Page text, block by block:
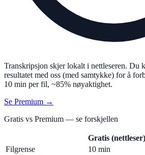
Transkripsjon skjer lokalt i nettleseren. Du
resultatet med oss (med samtykke) for å
10 min per fil, ~85% nøyaktighet.
Se Premium →
Gratis vs Premium — se forskjellen
Gratis (nettleser)
Filgrense
10 min